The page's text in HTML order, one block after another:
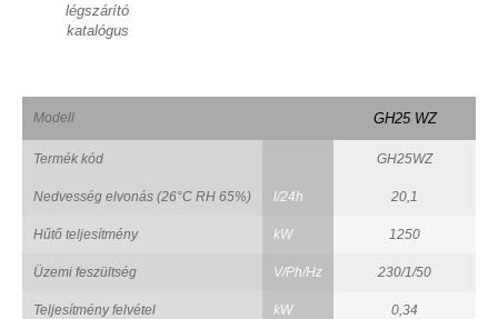
légszárító
katalógus
Modell GH25 WZ
Termék kód GH25WZ
Nedvesség elvonás (26°C RH 65%) l/24h 20,1
Hűtő teljesítmény kW 1250
Üzemi feszültség V/Ph/Hz 230/1/50
Teljesítmény felvétel kW 0,34